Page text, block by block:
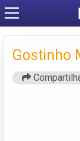
Gostinho